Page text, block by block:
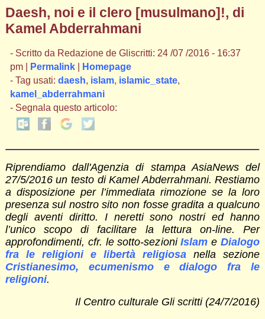
Daesh, noi e il clero [musulmano]!, di
Kamel Abderrahmani
- Scritto da Redazione de Gliscritti: 24 /07 /2016 - 16:37
pm |
Permalink|
Homepage
- Tag usati: daesh, islam, islamic_state,
kamel_abderrahmani
- Segnala questo articolo:
Riprendiamo dall'Agenzia di stampa AsiaNews del
27/5/2016 un testo di Kamel Abderrahmani. Restiamo
a disposizione per l’immediata rimozione se la loro
presenza sul nostro sito non fosse gradita a qualcuno
degli aventi diritto. I neretti sono nostri ed hanno
l’unico scopo di facilitare la lettura on-line. Per
approfondimenti, cfr. le sotto-sezioniIslam eDialogo
fra le religioni e libertà religiosa nella sezione
Cristianesimo, ecumenismo e dialogo fra le
religioni.
Il Centro culturale Gli scritti (24/7/2016)